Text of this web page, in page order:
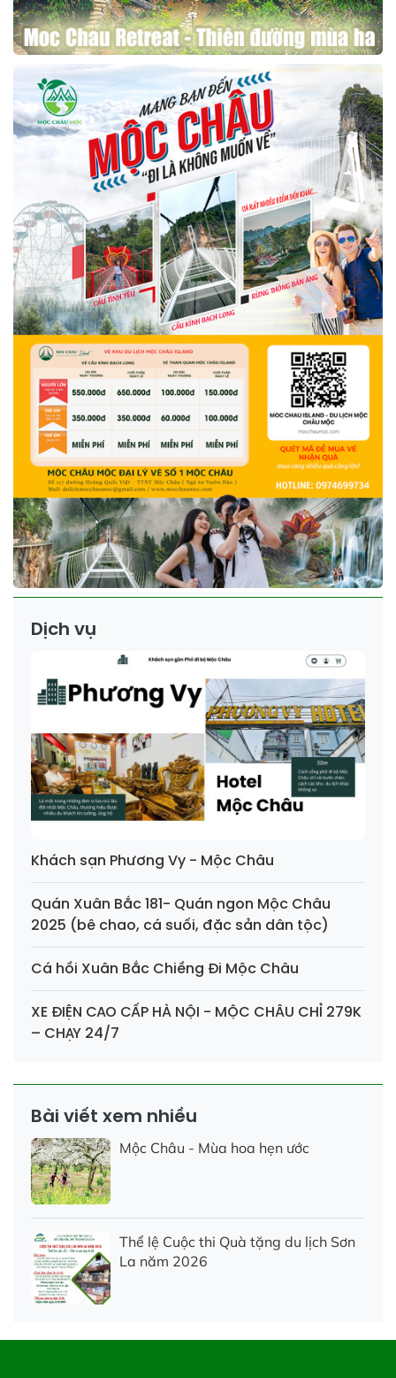
Dịch vụ
Khách sạn Phương Vy - Mộc Châu
Quán Xuân Bắc 181- Quán ngon Mộc Châu
2025 (bê chao, cá suối, đặc sản dân tộc)
Cá hồi Xuân Bắc Chiềng Đi Mộc Châu
XE ĐIỆN CAO CẤP HÀ NỘI - MỘC CHÂU CHỈ 279K
– CHẠY 24/7
Bài viết xem nhiều
Mộc Châu - Mùa hoa hẹn ước
Thể lệ Cuộc thi Quà tặng du lịch Sơn
La năm 2026